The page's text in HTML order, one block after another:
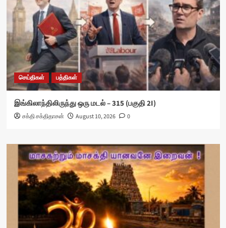
செய்திகள் பத்திகள்
இங்கிலாந்திலிருந்து ஒரு மடல் – 315 (பகுதி 2I)
சக்தி சக்திதாசன் August 10, 2026 0